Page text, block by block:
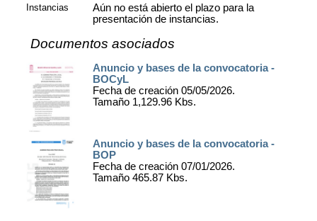
Instancias
Aún no está abierto el plazo para la
presentación de instancias.
Documentos asociados
Anuncio y bases de la convocatoria -
BOCyL
Fecha de creación 05/05/2026.
Tamaño 1,129.96 Kbs.
Anuncio y bases de la convocatoria -
BOP
Fecha de creación 07/01/2026.
Tamaño 465.87 Kbs.